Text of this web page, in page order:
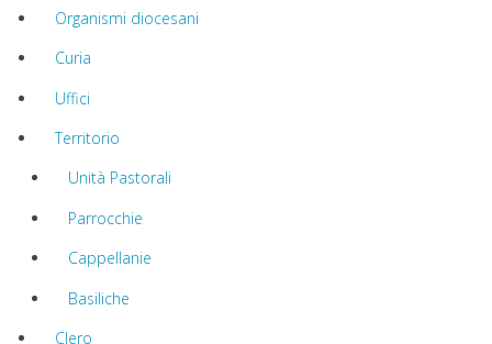
Organismi diocesani
Curia
Uffici
Territorio
Unità Pastorali
Parrocchie
Cappellanie
Basiliche
Clero